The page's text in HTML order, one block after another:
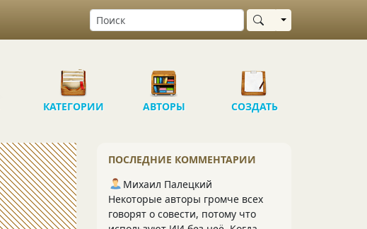
Выбрать область
КАТЕГОРИИ АВТОРЫ СОЗДАТЬ
ПОСЛЕДНИЕ КОММЕНТАРИИ
Михаил Палецкий
Некоторые авторы громче всех
говорят о совести, потому что